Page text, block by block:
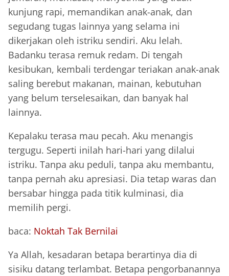
kunjung rapi, memandikan anak-anak, dan
segudang tugas lainnya yang selama ini
dikerjakan oleh istriku sendiri. Aku lelah.
Badanku terasa remuk redam. Di tengah
kesibukan, kembali terdengar teriakan anak-anak
saling berebut makanan, mainan, kebutuhan
yang belum terselesaikan, dan banyak hal
lainnya.
Kepalaku terasa mau pecah. Aku menangis
tergugu. Seperti inilah hari-hari yang dilalui
istriku. Tanpa aku peduli, tanpa aku membantu,
tanpa pernah aku apresiasi. Dia tetap waras dan
bersabar hingga pada titik kulminasi, dia
memilih pergi.
baca: Noktah Tak Bernilai
Ya Allah, kesadaran betapa berartinya dia di
sisiku datang terlambat. Betapa pengorbanannya